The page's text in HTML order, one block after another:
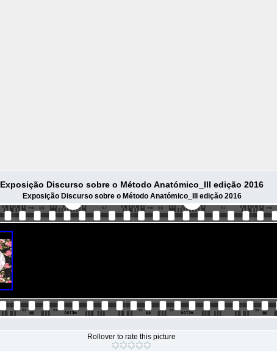
Exposição Discurso sobre o Método Anatómico_III edição 2016
Exposição Discurso sobre o Método Anatómico_III edição 2016
Rollover to rate this picture